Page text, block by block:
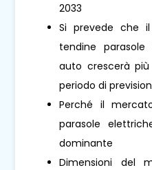
2033
Si prevede che
tendine
auto crescerà
periodo di
Perché il
parasole
dominante
Dimensioni del